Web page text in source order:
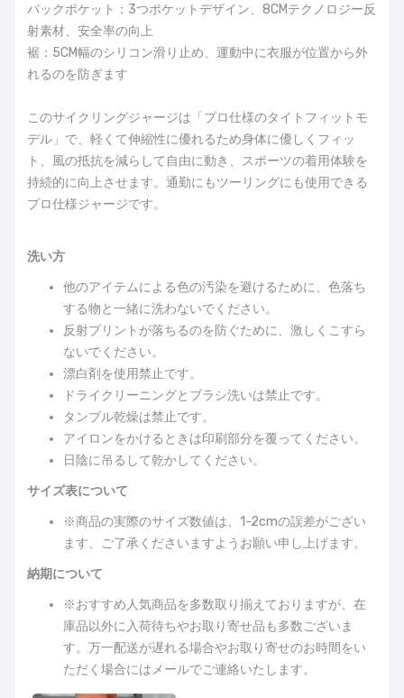
バックポケット：3つポケットデザイン、8CMテクノロジー反
射素材、安全率の向上
裾：5CM幅のシリコン滑り止め、運動中に衣服が位置から外
れるのを防ぎます
このサイクリングジャージは「プロ仕様のタイトフィットモ
デル」で、軽くて伸縮性に優れるため身体に優しくフィッ
ト、風の抵抗を減らして自由に動き、スポーツの着用体験を
持続的に向上させます。通勤にもツーリングにも使用できる
プロ仕様ジャージです。
洗い方
他のアイテムによる色の汚染を避けるために、色落ち
する物と一緒に洗わないでください。
反射プリントが落ちるのを防ぐために、激しくこすら
ないでください。
漂白剤を使用禁止です。
ドライクリーニングとブラシ洗いは禁止です。
タンブル乾燥は禁止です。
アイロンをかけるときは印刷部分を覆ってください。
日陰に吊るして乾かしてください。
サイズ表について
※商品の実際のサイズ数値は、1-2cmの誤差がござい
ます、ご了承くださいますようお願い申し上げます。
納期について
※おすすめ人気商品を多数取り揃えておりますが、在
庫品以外に入荷待ちやお取り寄せ品も多数ございま
す。万一配送が遅れる場合やお取り寄せのお時間をい
ただく場合にはメールでご連絡いたします。